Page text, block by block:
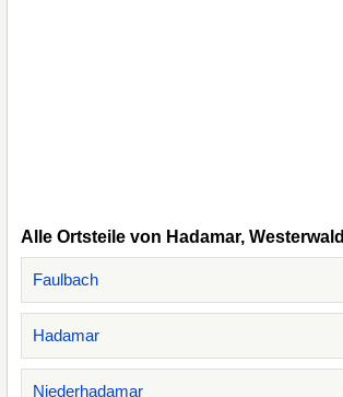
Alle Ortsteile von Hadamar, Westerwald
Faulbach
Hadamar
Niederhadamar